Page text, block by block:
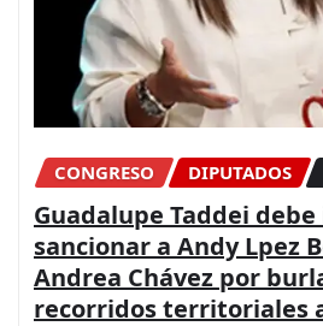
CONGRESO DIPUTADOS
Guadalupe Taddei
sancionar a Andy Lpez
Andrea Chávez por
recorridos territoriales